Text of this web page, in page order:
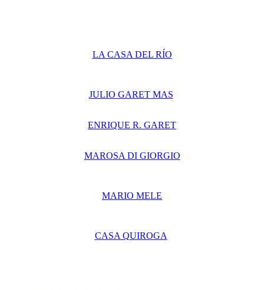
LA CASA DEL RÍO
JULIO GARET MAS
ENRIQUE R. GARET
MAROSA DI GIORGIO
MARIO MELE
CASA QUIROGA